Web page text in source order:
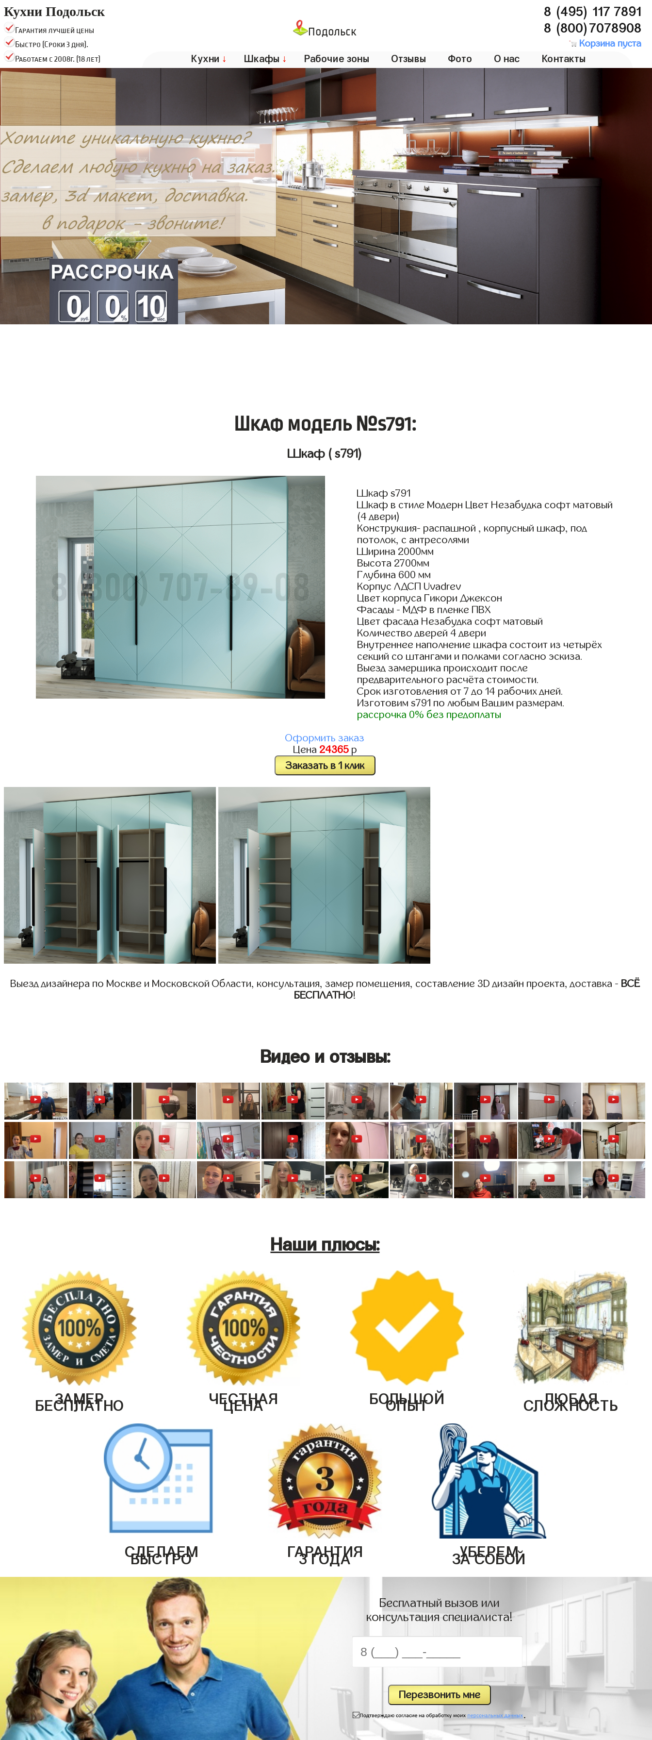
Кухни Подольск
Гарантия лучшей цены
Быстро (Сроки 3 дня).
Работаем с 2008г. (18 лет)
Подольск
8 (495) 117 7891
8 (800)7078908
Корзина пуста
Кухни ↓ Шкафы ↓ Рабочие зоны Отзывы Фото О нас Контакты
Шкаф модель №s791:
Шкаф ( s791)
Шкаф s791
Шкаф в стиле Модерн Цвет Незабудка софт матовый
(4 двери)
Конструкция- распашной , корпусный шкаф, под
потолок, с антресолями
Ширина 2000мм
Высота 2700мм
Глубина 600 мм
Корпус ЛДСП Uvadrev
Цвет корпуса Гикори Джексон
Фасады - МДФ в пленке ПВХ
Цвет фасада Незабудка софт матовый
Количество дверей 4 двери
Внутреннее наполнение шкафа состоит из четырёх
секций со штангами и полками согласно эскиза.
Выезд замерщика происходит после
предварительного расчёта стоимости.
Срок изготовления от 7 до 14 рабочих дней.
Изготовим s791 по любым Вашим размерам.
рассрочка 0% без предоплаты
Оформить заказ
Цена 24365р
Заказать в 1 клик
Выезд дизайнера по Москве и Московской Области, консультация, замер помещения, составление 3D дизайн проекта, доставка - ВСЁ
БЕСПЛАТНО!
Видео и отзывы:
Наши плюсы:
ЗАМЕР
БЕСПЛАТНО ЧЕСТНАЯ
ЦЕНА БОЛЬШОЙ
ОПЫТ ЛЮБАЯ
СЛОЖНОСТЬ
СДЕЛАЕМ
БЫСТРО ГАРАНТИЯ
3 ГОДА УБЕРЕМ
ЗА СОБОЙ
Бесплатный вызов или
консультация специалиста!
.